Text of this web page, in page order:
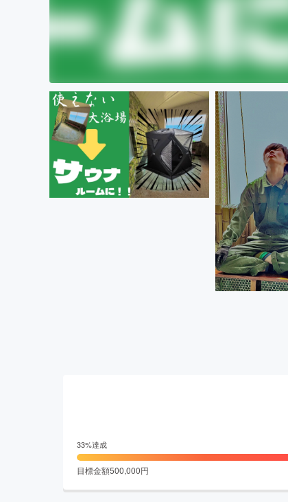
33%達成
目標金額500,000円